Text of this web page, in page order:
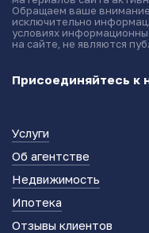
Обращаем ваше внимание
исключительно
условиях
на сайте, не являются
Присоединяйтесь к
Услуги
Об агентстве
Недвижимость
Ипотека
Отзывы клиентов